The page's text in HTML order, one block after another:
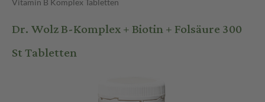
Vitamin B Komplex Tabletten
Dr. Wolz B-Komplex + Biotin + Folsäure 300
St Tabletten